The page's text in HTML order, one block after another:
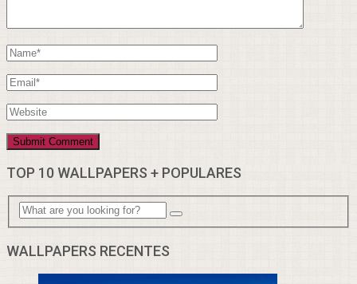
TOP 10 WALLPAPERS + POPULARES
WALLPAPERS RECENTES